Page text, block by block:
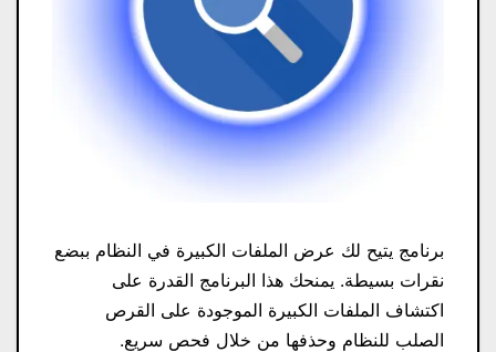
برنامج يتيح لك عرض الملفات الكبيرة في النظام ببضع
نقرات بسيطة. يمنحك هذا البرنامج القدرة على
اكتشاف الملفات الكبيرة الموجودة على القرص
الصلب للنظام وحذفها من خلال فحص سريع.